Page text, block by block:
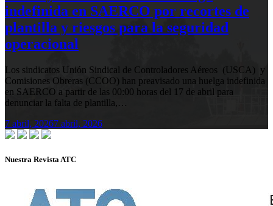
indefinida en SAERCO por recortes de
plantilla y riesgos para la seguridad
operacional
Los sindicatos Unión Sindical de Controladores Aéreos (USCA) y
Comisiones Obreras (CCOO) han preavisado una huelga indefinida
en SAERCO a partir de las 00:00 horas del 17 de abril para
denunciar la falta de plantilla,…
7 abril, 20267 abril, 2026
Nuestra Revista ATC